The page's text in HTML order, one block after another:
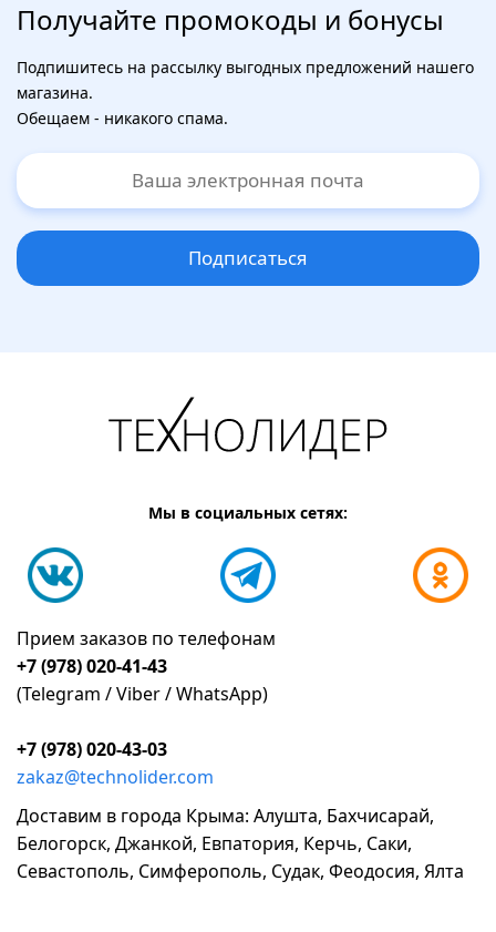
Получайте промокоды и бонусы
Подпишитесь на рассылку выгодных предложений нашего
магазина.
Обещаем - никакого спама.
Подписаться
Мы в социальных сетях:
Прием заказов по телефонам
+7 (978) 020-41-43
(Telegram / Viber / WhatsApp)
+7 (978) 020-43-03
zakaz@technolider.com
Доставим в города Крыма: Алушта, Бахчисарай,
Белогорск, Джанкой, Евпатория, Керчь, Саки,
Севастополь, Симферополь, Судак, Феодосия, Ялта